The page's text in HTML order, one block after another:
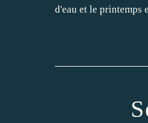
d'eau et le printemps